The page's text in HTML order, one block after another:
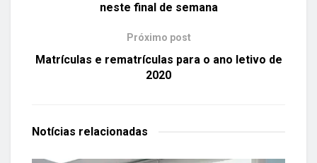
neste final de semana
Próximo post
Matrículas e rematrículas para o ano letivo de
2020
Notícias relacionadas